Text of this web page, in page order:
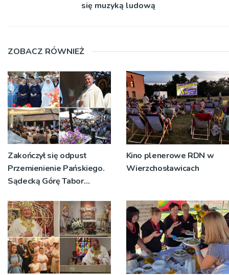
się muzyką ludową
ZOBACZ RÓWNIEŻ
Zakończył się odpust
Przemienienie Pańskiego.
Sądecką Górę Tabor
pielgrzymów
Kino plenerowe RDN w
Wierzchosławicach